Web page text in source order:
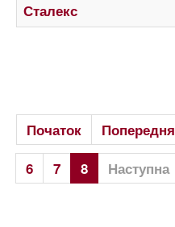
Сталекс
Початок Попередня
6
7 8 Наступна